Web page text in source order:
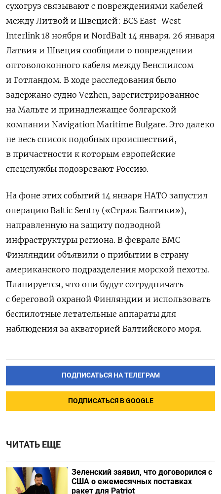
сухогруз связывают с повреждениями кабелей
между Литвой и Швецией: BCS East-West
Interlink 18 ноября и NordBalt 14 января. 26 января
Латвия и Швеция сообщили о повреждении
оптоволоконного кабеля между Венспилсом
и Готландом. В ходе расследования было
задержано судно Vezhen, зарегистрированное
на Мальте и принадлежащее болгарской
компании Navigation Maritime Bulgare. Это далеко
не весь список подобных происшествий,
в причастности к которым европейские
спецслужбы подозревают Россию.
На фоне этих событий 14 января НАТО запустил
операцию Baltic Sentry («Страж Балтики»),
направленную на защиту подводной
инфраструктуры региона. В феврале ВМС
Финляндии объявили о прибытии в страну
американского подразделения морской пехоты.
Планируется, что они будут сотрудничать
с береговой охраной Финляндии и использовать
беспилотные летательные аппараты для
наблюдения за акваторией Балтийского моря.
ПОДПИСАТЬСЯ НА ТЕЛЕГРАМ
ПОДПИСАТЬСЯ В GOOGLE
ЧИТАТЬ ЕЩЕ
Зеленский заявил, что договорился с
США о ежемесячных поставках
ракет для Patriot